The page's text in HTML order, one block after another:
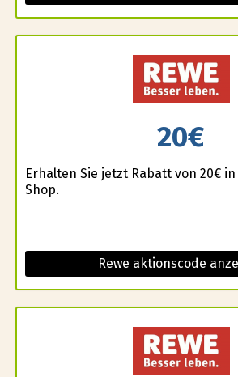
20€
Erhalten Sie jetzt Rabatt von 20€
Shop.
Rewe aktionscode